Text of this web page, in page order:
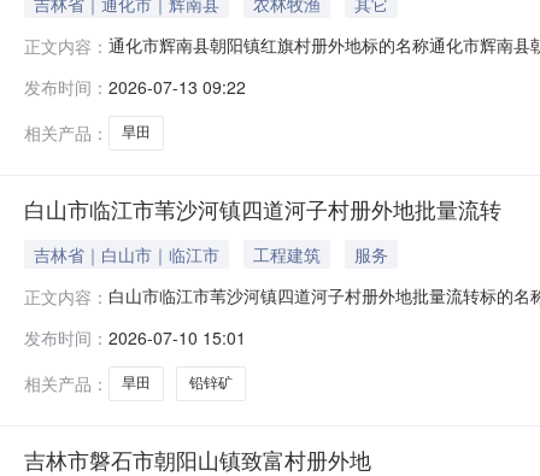
正文内容： 通化市辉南县朝阳镇红旗村册外地标的名称通化市辉南
至南至北至1徐国友100.0红旗村胡西社鱼池大坝柳河桥
发布时间： 2026-07-13 09:22
相关产品：
旱田
白山市临江市苇沙河镇四道河子村册外地批量流转
吉林省｜白山市｜临江市 工程建筑
服务
正文内容： 白山市临江市苇沙河镇四道河子村册外地批量流转标的
让方姓名地块名称地块面积地块类型东至西至南至北至1
发布时间： 2026-07-10 15:01
相关产品：
旱田 铅锌矿
吉林市磐石市朝阳山镇致富村册外地